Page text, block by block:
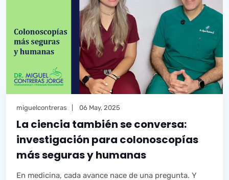
miguelcontreras 06 May, 2025
La ciencia también se conversa:
investigación para colonoscopías
más seguras y humanas
En medicina, cada avance nace de una pregunta. Y